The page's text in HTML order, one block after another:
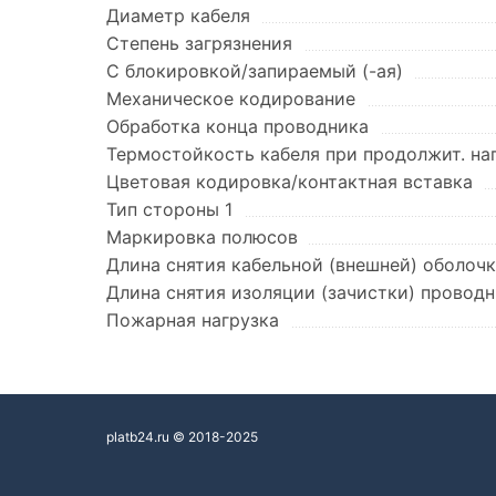
Диаметр кабеля
Степень загрязнения
С блокировкой/запираемый (-ая)
Механическое кодирование
Обработка конца проводника
Термостойкость кабеля при продолжит.
Цветовая кодировка/контактная вставка
Тип стороны 1
Маркировка полюсов
Длина снятия кабельной (внешней)
Длина снятия изоляции (зачистки)
Пожарная нагрузка
platb24.ru © 2018-2025